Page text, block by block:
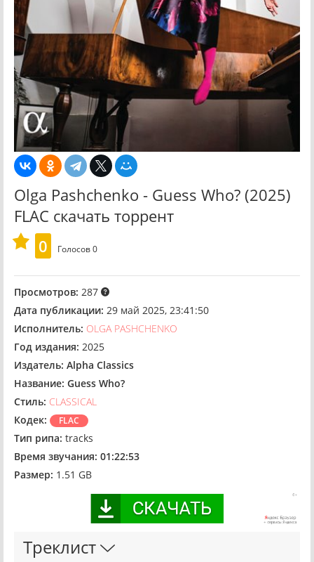
Olga Pashchenko - Guess Who? (2025)
FLAC скачать торрент
0
Голосов0
Просмотров: 287
Дата публикации: 29 май 2025, 23:41:50
Исполнитель: OLGA PASHCHENKO
Год издания: 2025
Издатель: Alpha Classics
Название: Guess Who?
Стиль: CLASSICAL
Кодек:
FLAC
Тип рипа: tracks
Время звучания: 01:22:53
Размер: 1.51 GB
Треклист